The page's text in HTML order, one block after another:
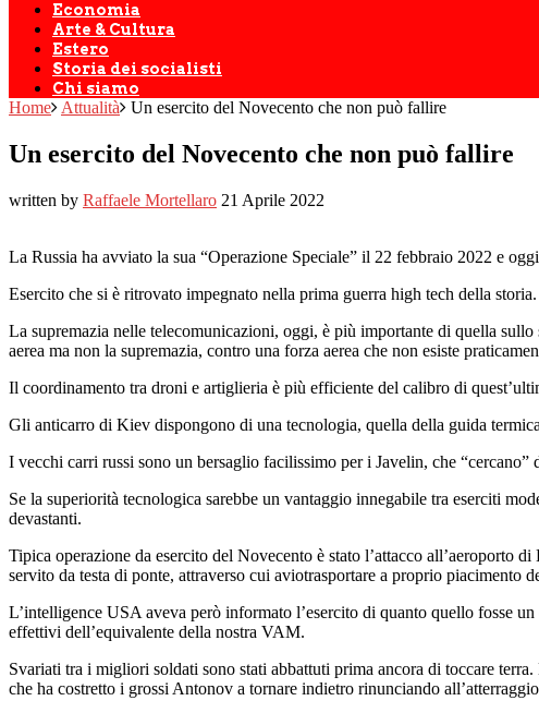
Economia
Arte & Cultura
Estero
Storia dei socialisti
Chi siamo
Home Attualità Un esercito del Novecento che non può fallire
Un esercito del Novecento che non può fallire
written by Raffaele Mortellaro 21 Aprile 2022
La Russia ha avviato la sua “Operazione Speciale” il 22 febbraio 2022 e
Esercito che si è ritrovato impegnato nella prima guerra high tech della storia.
La supremazia nelle telecomunicazioni, oggi, è più importante di quella
aerea ma non la supremazia, contro una forza aerea che non esiste
Il coordinamento tra droni e artiglieria è più efficiente del calibro di
Gli anticarro di Kiev dispongono di una tecnologia, quella della guida
I vecchi carri russi sono un bersaglio facilissimo per i Javelin, che
Se la superiorità tecnologica sarebbe un vantaggio innegabile tra eserciti
devastanti.
Tipica operazione da esercito del Novecento è stato l’attacco all’aeroporto
servito da testa di ponte, attraverso cui aviotrasportare a proprio
L’intelligence USA aveva però informato l’esercito di quanto quello fosse
effettivi dell’equivalente della nostra VAM.
Svariati tra i migliori soldati sono stati abbattuti prima ancora di toccare
che ha costretto i grossi Antonov a tornare indietro rinunciando